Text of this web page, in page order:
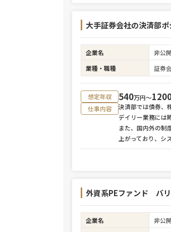
大手証券会社の決済部
企業名 非公開
業種・職種
証券
想定年収 540万円〜
仕事内容
決済部では債券、
デイリー業務には
また、国内外の制
上がっており、シ
外資系PEファンド バ
企業名 非公開